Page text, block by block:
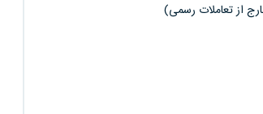
از تعاملات رسمی)